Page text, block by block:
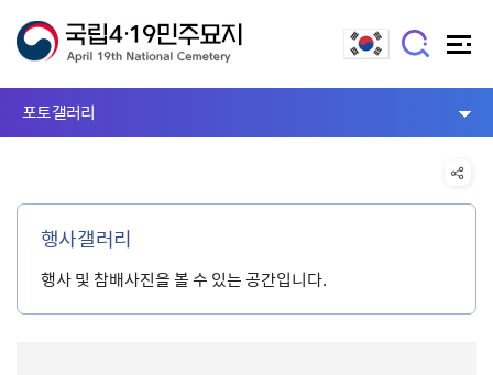
포토갤러리
행사갤러리
행사 및 참배사진을 볼 수 있는 공간입니다.